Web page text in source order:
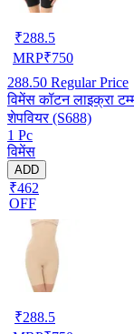
₹288.5
MRP₹750
288.50 Regular Price
विमेंस कॉटन लाइक्रा
शेपवियर (S688)
1 Pc
विमेंस
ADD
₹462
OFF
₹288.5